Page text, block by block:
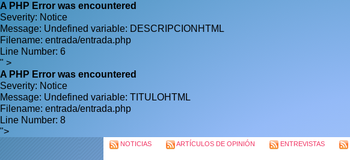
A PHP Error was encountered
Severity: Notice
Message: Undefined variable: DESCRIPCIONHTML
Filename: entrada/entrada.php
Line Number: 6
" >
A PHP Error was encountered
Severity: Notice
Message: Undefined variable: TITULOHTML
Filename: entrada/entrada.php
Line Number: 8
">
NOTICIAS ARTÍCULOS DE OPINIÓN ENTREVISTAS